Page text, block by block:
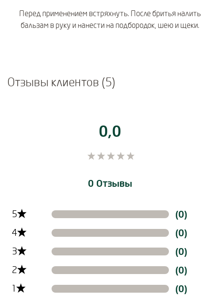
Перед применением встряхнуть. После бритья налить
бальзам в руку и нанести на подбородок, шею и щеки.
Отзывы клиентов (5)
0,0
0 Отзывы
Filtern der Reviews nach Ratinglevel
5 (0)
4 (0)
3 (0)
2 (0)
1 (0)